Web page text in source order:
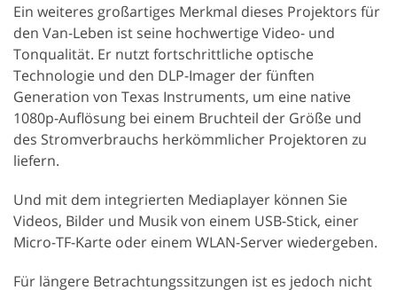
Ein weiteres großartiges Merkmal dieses Projektors für
den Van-Leben ist seine hochwertige Video- und
Tonqualität. Er nutzt fortschrittliche optische
Technologie und den DLP-Imager der fünften
Generation von Texas Instruments, um eine native
1080p-Auflösung bei einem Bruchteil der Größe und
des Stromverbrauchs herkömmlicher Projektoren zu
liefern.
Und mit dem integrierten Mediaplayer können Sie
Videos, Bilder und Musik von einem USB-Stick, einer
Micro-TF-Karte oder einem WLAN-Server wiedergeben.
Für längere Betrachtungssitzungen ist es jedoch nicht